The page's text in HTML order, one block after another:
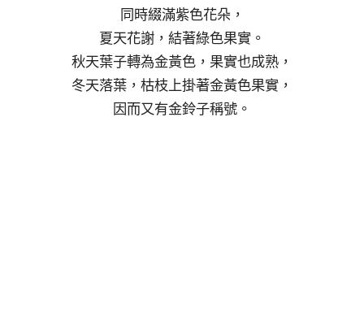
同時綴滿紫色花朵，
夏天花謝，結著綠色果實。
秋天葉子轉為金黃色，果實也成熟，
冬天落葉，枯枝上掛著金黃色果實，
因而又有金鈴子稱號。